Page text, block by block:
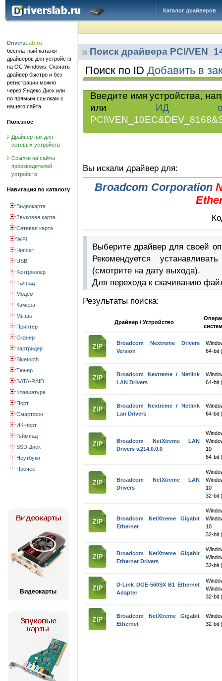
Каталог драйверов
DriversLab.ru -
бесплатный каталог
драйверов для устройств
на ОС Windows. Скачать
драйвер быстро и без
регистрации можно
через Яндекс.Диск или
по прямым ссылкам с
нашего сайта.
Полезное
Драйвер пак для
сетевых устройств
Ссылки на сайты
производителей
устройств
Навигация по каталогу
Видеокарта
Звуковая карта
Сетевая карта
WiFi
Чипсет
USB
Контроллер
Тачпад
Модем
Камера
Мышь
Принтер
Сканер
Картридер
Bluetooth
Тюнер
SATA-RAID
Клавиатура
Порт
Смартфон
ИК-порт
Геймпад
SSD Диск
Ноутбуки
Прочее
Видеокарты
Поиск драйвера PCI/
Поиск по ID Добавить в
Введите имя устройства,
или ИД
Вы искали драйвер для:
Broadcom Corporation
Выберите драйвер для своей
Рекомендуется
(смотрите на дату выхода).
Для перехода к скачиванию
Результаты поиска:
Драйвер / Устройство
Broadcom Nextreme Drivers
Version
64-bit
Broadcom Nextreme / Netlink
LAN Drivers
64-bit
Broadcom Nextreme / Netlink
Lan Drivers
64-bit
Broadcom NetXtreme LAN
Drivers v.214.0.0.0
10
64-bit
Broadcom NetXtreme LAN
Drivers
10
32-bit
Broadcom NetXtreme Gigabit
Ethernet
10
32-bit
Broadcom NetXtreme Gigabit
Ethernet Drivers
32-bit
D-Link DGE-560SX B1 Ethernet
Adapter
32-bit
Broadcom NetXtreme Gigabit
Ethernet
32-bit